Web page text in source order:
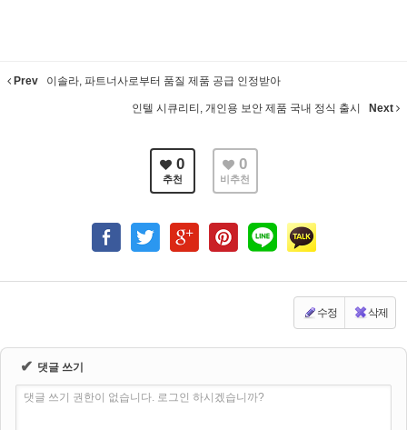
Prev 이솔라, 파트너사로부터 품질 제품 공급 인정받아
인텔 시큐리티, 개인용 보안 제품 국내 정식 출시 Next
0
추천
0
비추천
수정 삭제
✔ 댓글 쓰기
댓글 쓰기 권한이 없습니다. 로그인 하시겠습니까?